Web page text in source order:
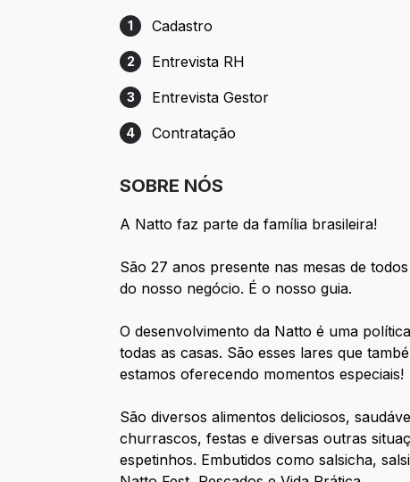
Etapa 1: Cadastro
1 Cadastro
Etapa 2: Entrevista RH
2 Entrevista RH
Etapa 3: Entrevista Gestor
3 Entrevista Gestor
Etapa 4: Contratação
4 Contratação
SOBRE NÓS
A Natto faz parte da família brasileira!
São 27 anos presente nas mesas de
do nosso negócio. É o nosso guia.
O desenvolvimento da Natto é uma
todas as casas. São esses lares que
estamos oferecendo momentos especiais!
São diversos alimentos deliciosos,
churrascos, festas e diversas outras
espetinhos. Embutidos como salsicha,